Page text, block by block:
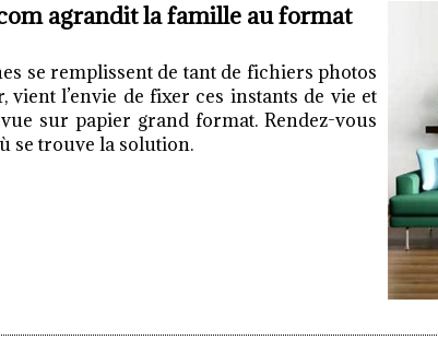
agrandit la famille au format
se remplissent de tant de fichiers photos
vient l’envie de fixer ces instants de vie et
sur papier grand format. Rendez-vous
se trouve la solution.